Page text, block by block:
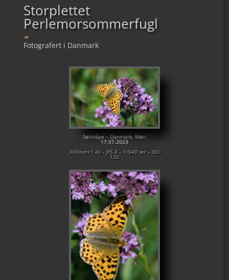
Storplettet
Perlemorsommerfugl
Fotografert i Danmark
Sølvkåpe – Danmark, Møn
17.07.2023
300mm+1.4x – f/5.6 – 1/640 sec – ISO
125